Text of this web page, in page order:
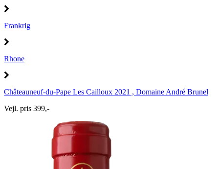
Frankrig
Rhone
Châteauneuf-du-Pape Les Cailloux 2021 , Domaine André Brunel
Vejl. pris 399,-